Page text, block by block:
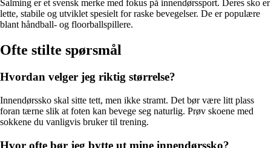
Salming er et svensk merke med fokus på innendørssport. Deres sko er
lette, stabile og utviklet spesielt for raske bevegelser. De er populære
blant håndball- og floorballspillere.
Ofte stilte spørsmål
Hvordan velger jeg riktig størrelse?
Innendørssko skal sitte tett, men ikke stramt. Det bør være litt plass
foran tærne slik at foten kan bevege seg naturlig. Prøv skoene med
sokkene du vanligvis bruker til trening.
Hvor ofte bør jeg bytte ut mine innendørssko?